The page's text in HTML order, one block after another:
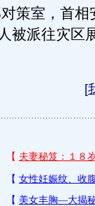
室，首相
被派往灾区
[